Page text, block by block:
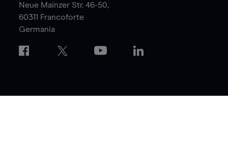
Neue Mainzer Str. 46-50,
60311 Francoforte
Germania